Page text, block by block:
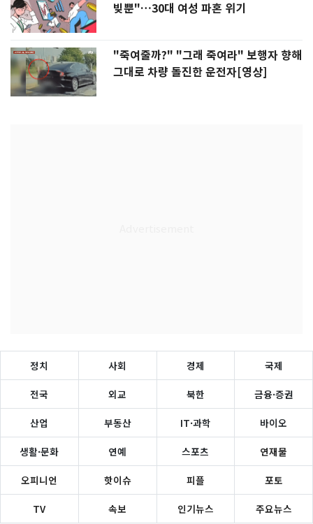
빚뿐"…30대 여성 파혼 위기
"죽여줄까?" "그래 죽여라" 보행자 향해
그대로 차량 돌진한 운전자[영상]
정치 사회 경제 국제
전국 외교 북한 금융·증권
산업 부동산 IT·과학 바이오
생활·문화 연예 스포츠 연재물
오피니언 핫이슈 피플 포토
TV 속보 인기뉴스 주요뉴스